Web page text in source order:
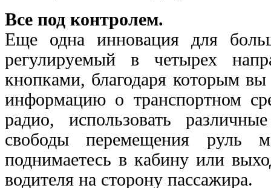
Все под контролем.
Еще одна инновация для
регулируемый в четырех
кнопками, благодаря которым
информацию о транспортном
радио, использовать
свободы перемещения руль
поднимаетесь в кабину или
водителя на сторону пассажира.